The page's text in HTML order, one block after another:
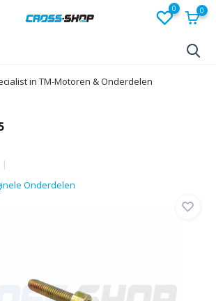
0 0
in TM-Motoren & Onderdelen
Onderdelen